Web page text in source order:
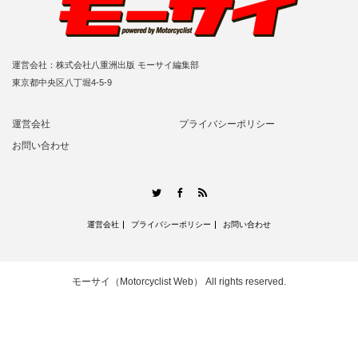
運営会社：株式会社八重洲出版 モーサイ編集部
東京都中央区八丁堀4-5-9
運営会社
プライバシーポリシー
お問い合わせ
TwitterFacebook
運営会社 プライバシーポリシー お問い合わせ
モーサイ（Motorcyclist Web） All rights reserved.